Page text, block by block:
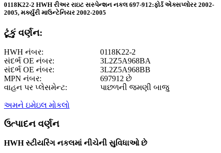
0118K22-2 HWH રીઅર રાઇટ સસ્પેન્શન નકલ 697-912:ફોર્ડ એક્સપ્લોરર 2002-
2005, મર્ક્યુરી માઉન્ટેનિયર 2002-2005
ટૂંકું વર્ણન:
HWH નંબર:
0118K22-2
સંદર્ભ OE નંબર:
3L2Z5A968BA
સંદર્ભ OE નંબર:
3L2Z5A968BB
MPN નંબર:
697912 છે
વાહન પર પ્લેસમેન્ટ:
પાછળની જમણી બાજુ
અમને ઇમેઇલ મોકલો
ઉત્પાદન વર્ણન
HWH સ્ટીયરિંગ નકલમાં નીચેની સુવિધાઓ છે